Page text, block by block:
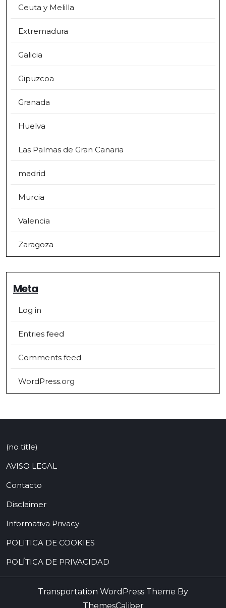
Ceuta y Melilla
Extremadura
Galicia
Gipuzcoa
Granada
Huelva
Las Palmas de Gran Canaria
madrid
Murcia
Valencia
Zaragoza
Meta
Log in
Entries feed
Comments feed
WordPress.org
(no title)
AVISO LEGAL
Contacto
Disclaimer
Informativa Privacy
POLITICA DE COOKIES
POLÍTICA DE PRIVACIDAD
Transportation WordPress Theme By
ThemesCaliber